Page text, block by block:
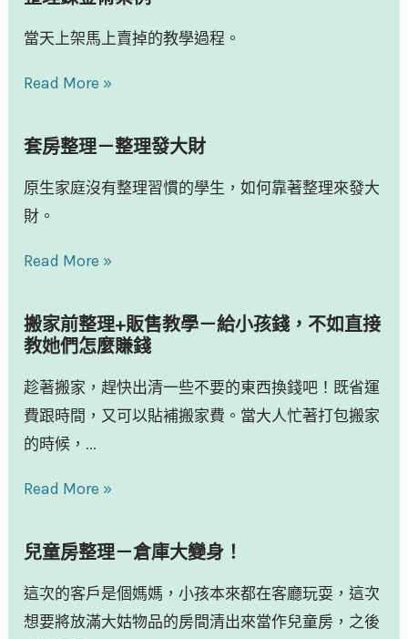
當天上架馬上賣掉的教學過程。
Read More »
套房整理－整理發大財
原生家庭沒有整理習慣的學生，如何靠著整理來發大
財。
Read More »
搬家前整理+販售教學－給小孩錢，不如直接
教她們怎麼賺錢
趁著搬家，趕快出清一些不要的東西換錢吧！既省運
費跟時間，又可以貼補搬家費。當大人忙著打包搬家
的時候，...
Read More »
兒童房整理－倉庫大變身！
這次的客戶是個媽媽，小孩本來都在客廳玩耍，這次
想要將放滿大姑物品的房間清出來當作兒童房，之後